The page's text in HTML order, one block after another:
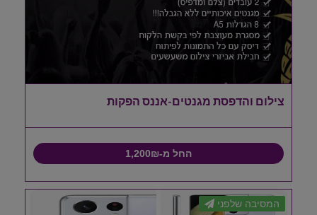
צילום והדפסת מגנטים-אננס הפקות
החל מ-1,200₪
המסיבה שלפני